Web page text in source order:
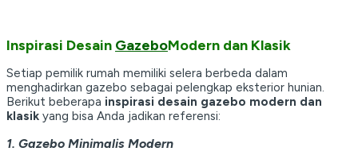
Inspirasi Desain GazeboModern dan Klasik
Setiap pemilik rumah memiliki selera berbeda dalam
menghadirkan gazebo sebagai pelengkap eksterior hunian.
Berikut beberapa inspirasi desain gazebo modern dan
klasik yang bisa Anda jadikan referensi:
1. Gazebo Minimalis Modern